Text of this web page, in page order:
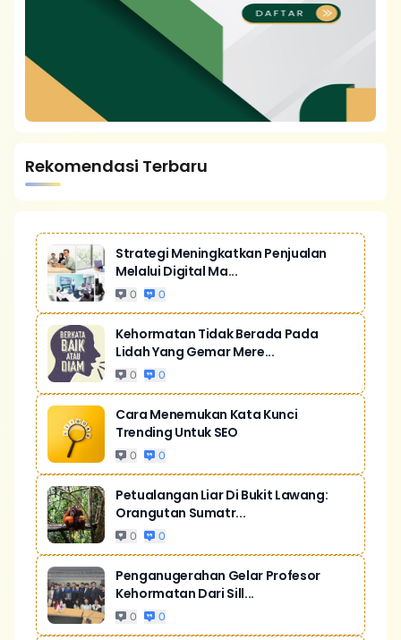
Rekomendasi Terbaru
Strategi Meningkatkan Penjualan
Melalui Digital Ma...
0 0
Kehormatan Tidak Berada Pada
Lidah Yang Gemar Mere...
0 0
Cara Menemukan Kata Kunci
Trending Untuk SEO
0 0
Petualangan Liar Di Bukit Lawang:
Orangutan Sumatr...
0 0
Penganugerahan Gelar Profesor
Kehormatan Dari Sill...
0 0